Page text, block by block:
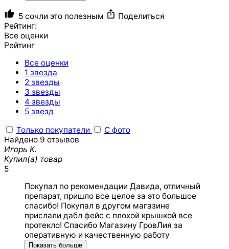
5 сочли это полезным
Поделиться
Рейтинг:
Все оценки
Рейтинг
Все оценки
1 звезда
2 звезды
3 звезды
4 звезды
5 звезд
Только покупатели
С фото
Найдено 9 отзывов
Игорь К.
Купил(а) товар
5
Покупал по рекомендации Давида, отличный
препарат, пришло все целое за это большое
спасибо! Покупал в другом магазине
прислали дабл фейс с плохой крышкой все
протекло! Спасибо Магазину ГровЛия за
оперативную и качественную работу
Показать больше